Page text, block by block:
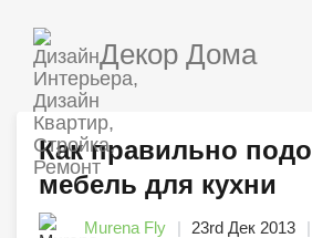
Декор Дома
Как правильно
мебель для кухни
Murena Fly 23rd Дек 2013